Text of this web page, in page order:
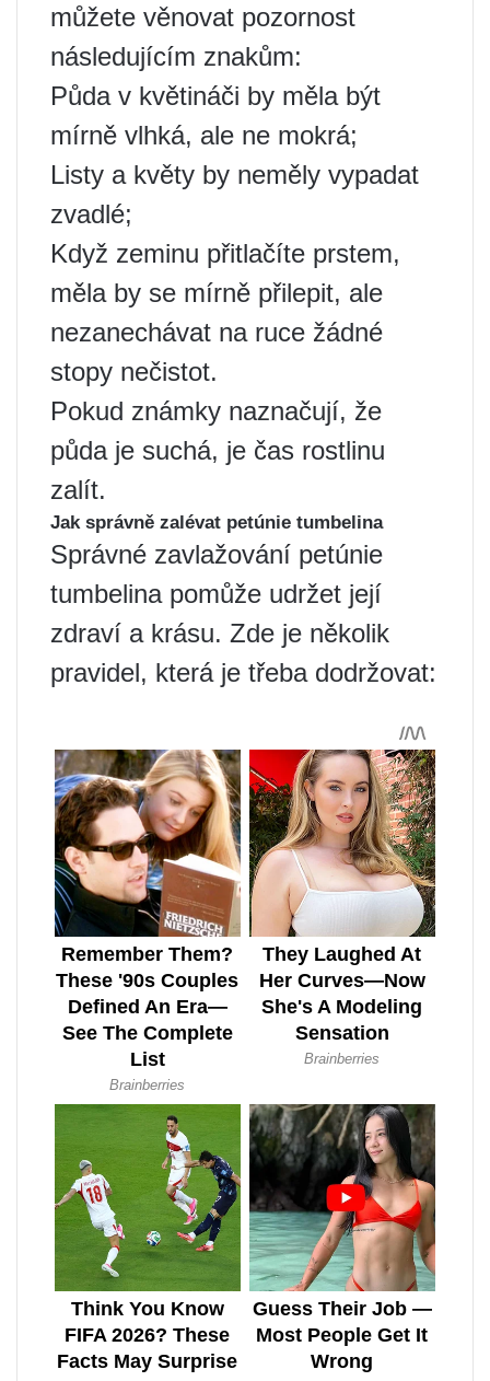
můžete věnovat pozornost
následujícím znakům:
Půda v květináči by měla být
mírně vlhká, ale ne mokrá;
Listy a květy by neměly vypadat
zvadlé;
Když zeminu přitlačíte prstem,
měla by se mírně přilepit, ale
nezanechávat na ruce žádné
stopy nečistot.
Pokud známky naznačují, že
půda je suchá, je čas rostlinu
zalít.
Jak správně zalévat petúnie tumbelina
Správné zavlažování petúnie
tumbelina pomůže udržet její
zdraví a krásu. Zde je několik
pravidel, která je třeba dodržovat: